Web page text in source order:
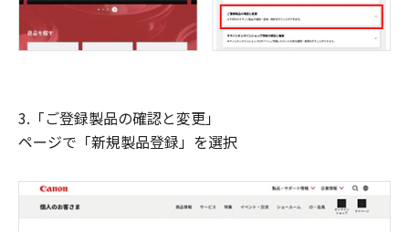
3.「ご登録製品の確認と変更」
ページで「新規製品登録」を選択